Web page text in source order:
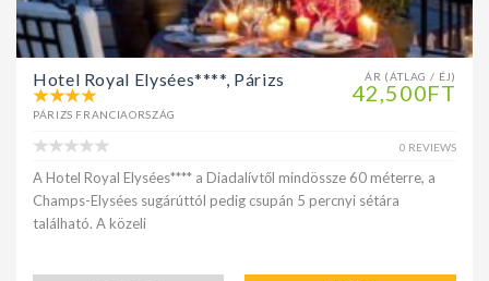
ÁR (ÁTLAG / ÉJ)
42,500FT
Hotel Royal Elysées****, Párizs
PÁRIZS FRANCIAORSZÁG
0 REVIEWS
A Hotel Royal Elysées**** a Diadalívtől mindössze 60 méterre, a
Champs-Elysées sugárúttól pedig csupán 5 percnyi sétára
található. A közeli